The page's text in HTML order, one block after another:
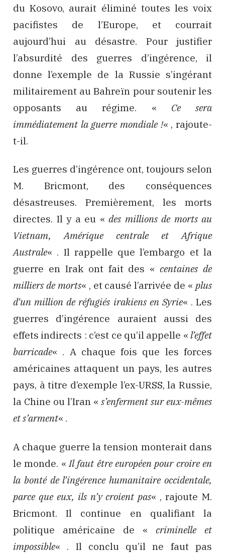
du Kosovo, aurait éliminé toutes les voix
pacifistes de l’Europe, et courrait
aujourd’hui au désastre. Pour justifier
l’absurdité des guerres d’ingérence, il
donne l’exemple de la Russie s’ingérant
militairement au Bahreïn pour soutenir les
opposants au régime. « Ce sera
immédiatement la guerre mondiale !« , rajoute-
t-il.
Les guerres d’ingérence ont, toujours selon
M. Bricmont, des conséquences
désastreuses. Premièrement, les morts
directes. Il y a eu « des millions de morts au
Vietnam, Amérique centrale et Afrique
Australe« . Il rappelle que l’embargo et la
guerre en Irak ont fait des «centaines de
milliers de morts« , et causé l’arrivée de «plus
d’un million de réfugiés irakiens en Syrie« . Les
guerres d’ingérence auraient aussi des
effets indirects : c’est ce qu’il appelle « l’effet
barricade« . A chaque fois que les forces
américaines attaquent un pays, les autres
pays, à titre d’exemple l’ex-URSS, la Russie,
la Chine ou l’Iran « s’enferment sur eux-mêmes
et s’arment« .
A chaque guerre la tension monterait dans
le monde. «Il faut être européen pour croire en
la bonté de l’ingérence humanitaire occidentale,
parce que eux, ils n’y croient pas« , rajoute M.
Bricmont. Il continue en qualifiant la
politique américaine de « criminelle et
impossible« . Il conclu qu’il ne faut pas